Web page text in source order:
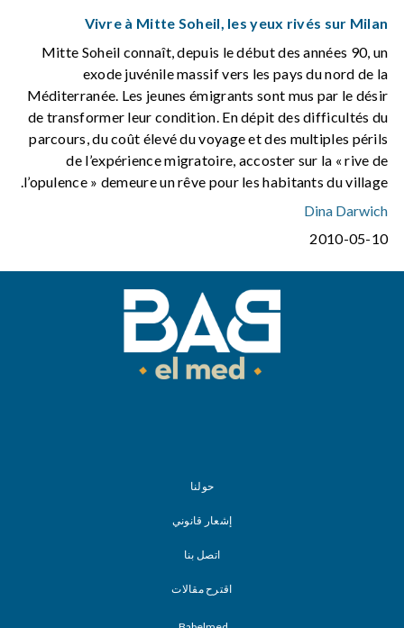
Vivre à Mitte Soheil, les yeux rivés sur Milan
Mitte Soheil connaît, depuis le début des années 90, un
exode juvénile massif vers les pays du nord de la
Méditerranée. Les jeunes émigrants sont mus par le désir
de transformer leur condition. En dépit des difficultés du
parcours, du coût élevé du voyage et des multiples périls
de l’expérience migratoire, accoster sur la « rive de
l’opulence » demeure un rêve pour les habitants du village.
Dina Darwich
2010-05-10
حولنا
إشعار قانوني
اتصل بنا
اقترح مقالات